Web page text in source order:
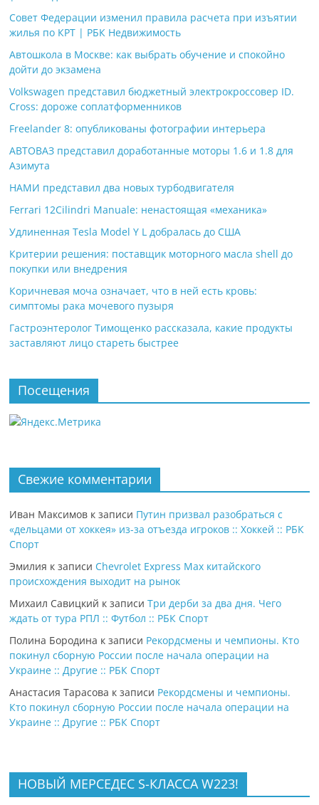
Совет Федерации изменил правила расчета при изъятии
жилья по КРТ | РБК Недвижимость
Автошкола в Москве: как выбрать обучение и спокойно
дойти до экзамена
Volkswagen представил бюджетный электрокроссовер ID.
Cross: дороже соплатформенников
Freelander 8: опубликованы фотографии интерьера
АВТОВАЗ представил доработанные моторы 1.6 и 1.8 для
Азимута
НАМИ представил два новых турбодвигателя
Ferrari 12Cilindri Manuale: ненастоящая «механика»
Удлиненная Tesla Model Y L добралась до США
Критерии решения: поставщик моторного масла shell до
покупки или внедрения
Коричневая моча означает, что в ней есть кровь:
симптомы рака мочевого пузыря
Гастроэнтеролог Тимощенко рассказала, какие продукты
заставляют лицо стареть быстрее
Посещения
Свежие комментарии
Иван Максимов к записи Путин призвал разобраться с
«дельцами от хоккея» из-за отъезда игроков :: Хоккей :: РБК
Спорт
Эмилия к записи Chevrolet Express Max китайского
происхождения выходит на рынок
Михаил Савицкий к записиТри дерби за два дня. Чего
ждать от тура РПЛ :: Футбол :: РБК Спорт
Полина Бородина к записи Рекордсмены и чемпионы. Кто
покинул сборную России после начала операции на
Украине :: Другие :: РБК Спорт
Анастасия Тарасова к записи Рекордсмены и чемпионы.
Кто покинул сборную России после начала операции на
Украине :: Другие :: РБК Спорт
НОВЫЙ МЕРСЕДЕС S-КЛАССА W223!